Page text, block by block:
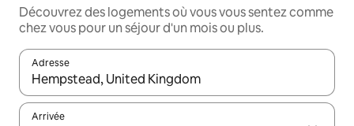
Découvrez des logements où vous vous sentez comme
chez vous pour un séjour d'un mois ou plus.
Adresse
Lorsque les résultats s'affichent, utilisez les flèches vers le
Arrivée